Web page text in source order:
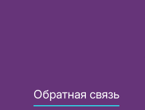
Обратная связь